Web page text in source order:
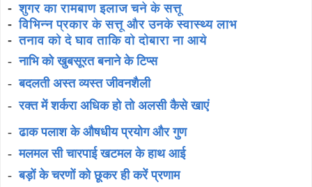
-शुगर का रामबाण इलाज चने के सत्तू
-विभिन्न प्रकार के सत्तू और उनके स्वास्थ्य लाभ
-तनाव को दे घाव ताकि वो दोबारा ना आये
-नाभि को खुबसूरत बनाने के टिप्स
-बदलती अस्त व्यस्त जीवनशैली
-रक्त में शर्करा अधिक हो तो अलसी कैसे खाएं
-ढाक पलाश के औषधीय प्रयोग और गुण
-मलमल सी चारपाई खटमल के हाथ आई
-बड़ों के चरणों को छूकर ही करें प्रणाम